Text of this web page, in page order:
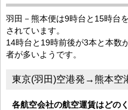
羽田－熊本便は9時台と15時台
されています。
14時台と19時前後が3本と本数
者が多いようです。
東京(羽田)空港発→熊本空
各航空会社の航空運賃はどの